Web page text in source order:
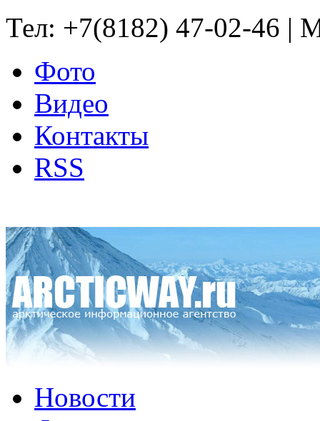
Тел: +7(8182) 47-02-46 |
Фото
Видео
Контакты
RSS
Новости